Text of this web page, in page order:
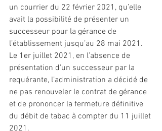
un courrier du 22 février 2021, qu’elle
avait la possibilité de présenter un
successeur pour la gérance de
l’établissement jusqu’au 28 mai 2021.
Le 1er juillet 2021, en l’absence de
présentation d’un successeur par la
requérante, l’administration a décidé de
ne pas renouveler le contrat de gérance
et de prononcer la fermeture définitive
du débit de tabac à compter du 11 juillet
2021.